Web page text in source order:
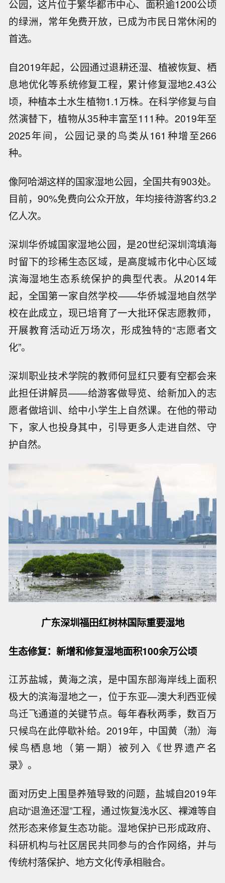
公园，这片位于繁华都市中心、面积逾1200公顷
的绿洲，常年免费开放，已成为市民日常休闲的
首选。
自2019年起，公园通过退耕还湿、植被恢复、栖
息地优化等系统修复工程，累计修复湿地2.43公
顷，种植本土水生植物1.1万株。在科学修复与自
然演替下，植物从35种丰富至111种。2019年至
2025年间，公园记录的鸟类从161种增至266
种。
像阿哈湖这样的国家湿地公园，全国共有903处。
目前，90%免费向公众开放，年均接待游客约3.2
亿人次。
深圳华侨城国家湿地公园，是20世纪深圳湾填海
时留下的珍稀生态区域，是高度城市化中心区域
滨海湿地生态系统保护的典型代表。从2014年
起，全国第一家自然学校——华侨城湿地自然学
校在此成立，现已培育了一大批环保志愿教师，
开展教育活动近万场次，形成独特的“志愿者文
化”。
深圳职业技术学院的教师何显红只要有空都会来
此担任讲解员——给游客做导览、给新加入的志
愿者做培训、给中小学生上自然课。在他的带动
下，家人也投身其中，引导更多人走进自然、守
护自然。
广东深圳福田红树林国际重要湿地
生态修复：新增和修复湿地面积100余万公顷
江苏盐城，黄海之滨，是中国东部海岸线上面积
极大的滨海湿地之一，位于东亚—澳大利西亚候
鸟迁飞通道的关键节点。每年春秋两季，数百万
只候鸟在此停歇补给。2019年，中国黄（渤）海
候鸟栖息地（第一期）被列入《世界遗产名
录》。
面对历史上围垦养殖导致的问题，盐城自2019年
启动“退渔还湿”工程，通过恢复浅水区、裸滩等自
然形态来修复生态功能。湿地保护已形成政府、
科研机构与社区居民共同参与的合作网络，并与
传统村落保护、地方文化传承相融合。